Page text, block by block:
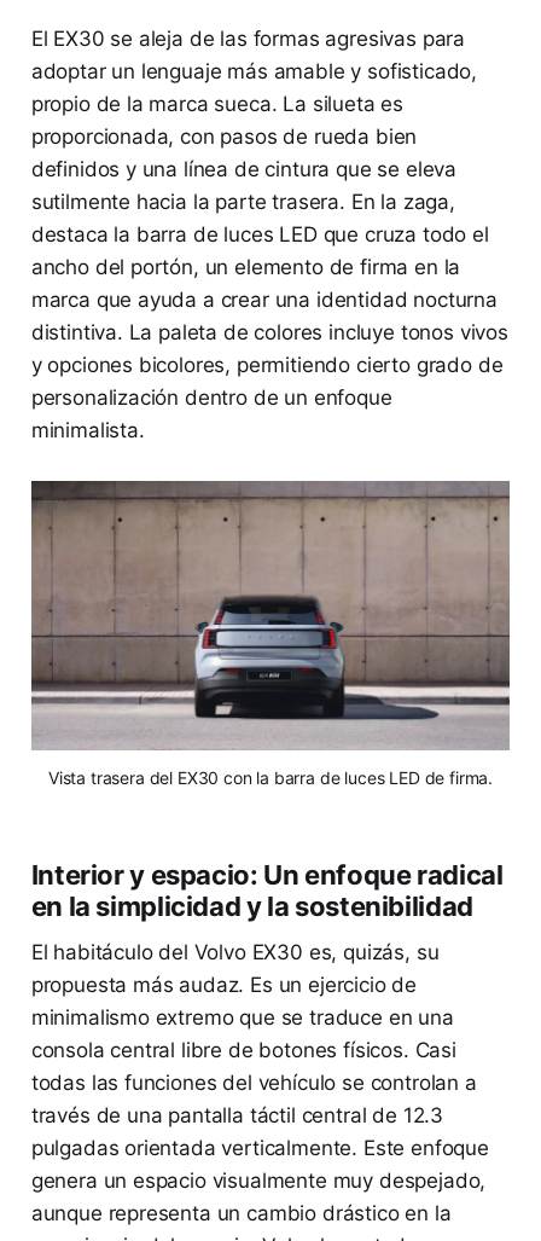
El EX30 se aleja de las formas agresivas para
adoptar un lenguaje más amable y sofisticado,
propio de la marca sueca. La silueta es
proporcionada, con pasos de rueda bien
definidos y una línea de cintura que se eleva
sutilmente hacia la parte trasera. En la zaga,
destaca la barra de luces LED que cruza todo el
ancho del portón, un elemento de firma en la
marca que ayuda a crear una identidad nocturna
distintiva. La paleta de colores incluye tonos vivos
y opciones bicolores, permitiendo cierto grado de
personalización dentro de un enfoque
minimalista.
Vista trasera del EX30 con la barra de luces LED de firma.
Interior y espacio: Un enfoque radical
en la simplicidad y la sostenibilidad
El habitáculo del Volvo EX30 es, quizás, su
propuesta más audaz. Es un ejercicio de
minimalismo extremo que se traduce en una
consola central libre de botones físicos. Casi
todas las funciones del vehículo se controlan a
través de una pantalla táctil central de 12.3
pulgadas orientada verticalmente. Este enfoque
genera un espacio visualmente muy despejado,
aunque representa un cambio drástico en la